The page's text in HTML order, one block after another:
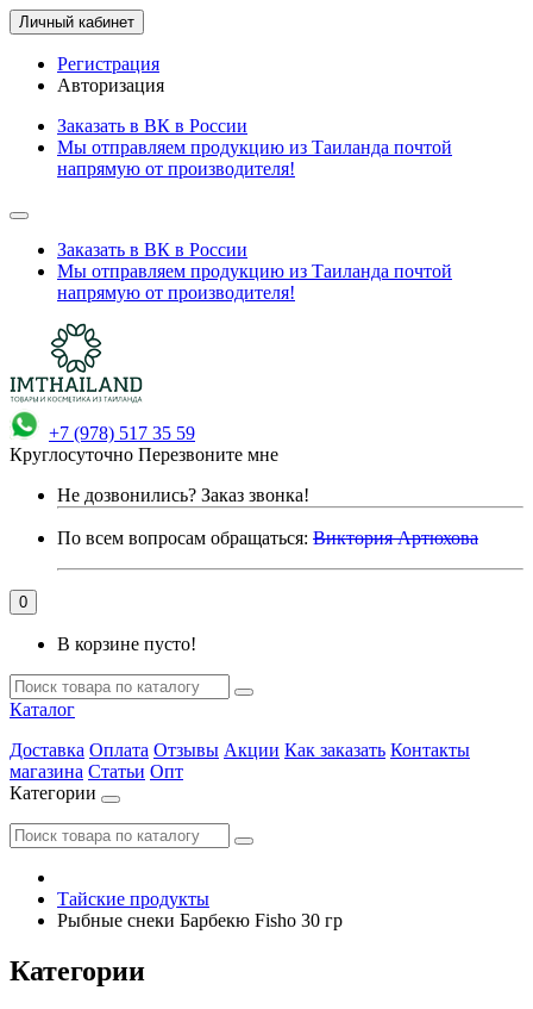
Личный кабинет
Регистрация
Авторизация
Заказать в ВК в России
Мы отправляем продукцию из Таиланда почтой
напрямую от производителя!
Заказать в ВК в России
Мы отправляем продукцию из Таиланда почтой
напрямую от производителя!
+7 (978) 517 35 59
Круглосуточно Перезвоните мне
Не дозвонились? Заказ звонка!
По всем вопросам обращаться: Виктория Артюхова
0
В корзине пусто!
Каталог
Доставка Оплата Отзывы Акции Как заказать Контакты
магазина Статьи Опт
Категории
Тайские продукты
Рыбные снеки Барбекю Fisho 30 гр
Категории